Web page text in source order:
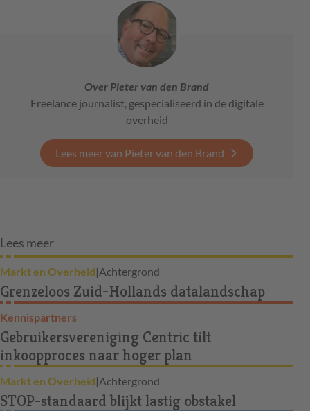
Over Pieter van den Brand
Freelance journalist, gespecialiseerd in de digitale
overheid
Lees meer van Pieter van den Brand
Lees meer
Markt en Overheid|Achtergrond
Grenzeloos Zuid-Hollands datalandschap
Kennispartners
Gebruikersvereniging Centric tilt
inkoopproces naar hoger plan
Markt en Overheid|Achtergrond
STOP-standaard blijkt lastig obstakel